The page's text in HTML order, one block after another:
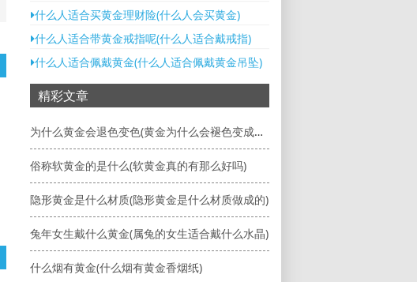
什么人适合买黄金理财险(什么人会买黄金)
什么人适合带黄金戒指呢(什么人适合戴戒指)
什么人适合佩戴黄金(什么人适合佩戴黄金吊坠)
精彩文章
为什么黄金会退色变色(黄金为什么会褪色变成银色)
俗称软黄金的是什么(软黄金真的有那么好吗)
隐形黄金是什么材质(隐形黄金是什么材质做成的)
兔年女生戴什么黄金(属兔的女生适合戴什么水晶)
什么烟有黄金(什么烟有黄金香烟纸)